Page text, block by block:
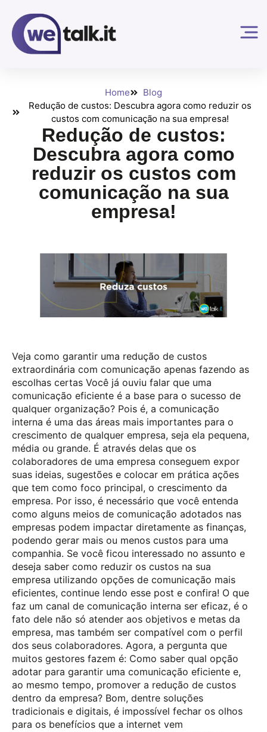
Home
Blog
Redução de custos: Descubra agora como reduzir os
custos com comunicação na sua empresa!
Redução de custos:
Descubra agora como
reduzir os custos com
comunicação na sua
empresa!
Veja como garantir uma redução de custos
extraordinária com comunicação apenas fazendo as
escolhas certas Você já ouviu falar que uma
comunicação eficiente é a base para o sucesso de
qualquer organização? Pois é, a comunicação
interna é uma das áreas mais importantes para o
crescimento de qualquer empresa, seja ela pequena,
média ou grande. É através delas que os
colaboradores de uma empresa conseguem expor
suas ideias, sugestões e colocar em prática ações
que tem como foco principal, o crescimento da
empresa. Por isso, é necessário que você entenda
como alguns meios de comunicação adotados nas
empresas podem impactar diretamente as finanças,
podendo gerar mais ou menos custos para uma
companhia. Se você ficou interessado no assunto e
deseja saber como reduzir os custos na sua
empresa utilizando opções de comunicação mais
eficientes, continue lendo esse post e confira! O que
faz um canal de comunicação interna ser eficaz, é o
fato dele não só atender aos objetivos e metas da
empresa, mas também ser compatível com o perfil
dos seus colaboradores. Agora, a pergunta que
muitos gestores fazem é: Como saber qual opção
adotar para garantir uma comunicação eficiente e,
ao mesmo tempo, promover a redução de custos
dentro da empresa? Bom, dentre soluções
tradicionais e digitais, é impossível fechar os olhos
para os benefícios que a internet vem